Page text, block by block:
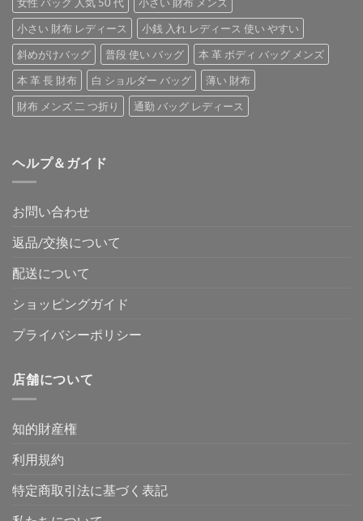
小さい 財布 レディース
小銭 入れ レディース 使い やすい
斜めがけバッグ
普段 使い バッグ
本 革 ボディ バッグ メンズ
本 革 長 財布
白 ショルダー バッグ
薄い 財布
財布 メンズ 二 つ折り
通勤 バッグ レディース
ヘルプ＆ガイド
お問い合わせ
返品/交換について
配送について
ショッピングガイド
プライバシーポリシー
店舗について
知的財産権
利用規約
特定商取引法に基づく表記